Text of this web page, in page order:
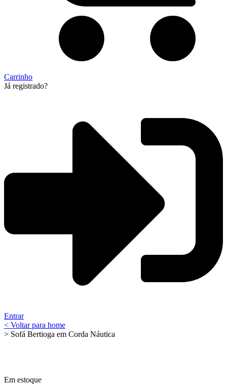
Carrinho
Já registrado?
Entrar
< Voltar para home
> Sofá Bertioga em Corda Náutica
Em estoque